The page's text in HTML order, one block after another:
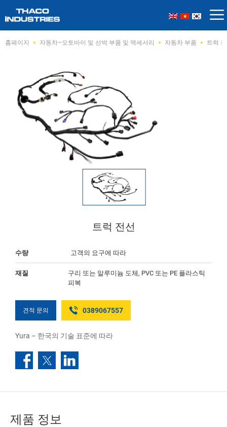
홈페이지 자동차–오토바이 및 선박 부품 및 액세서리 자동차 부품 트럭
트럭 전선
수량 고객의 요구에 따라
재질
구리 또는 알루미늄 도체, PVC 또는 PE 플라스틱
피복
견적 문의 0389067557
Yura – 한국의 기술 표준에 따라
제품 정보